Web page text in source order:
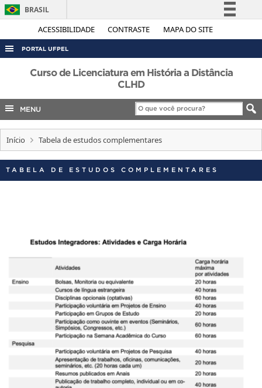
ACESSIBILIDADE CONTRASTE MAPA DO SITE
BRASIL
Simplifique!
Legislação
Canais
PORTAL UFPEL
ACESSO À INFORMAÇÃO
COBALTO
CONCURSOS
INTERNACIONAL
Curso de Licenciatura em História a Distância
CLHD
MENU
Início Tabela de estudos complementares
TABELA DE ESTUDOS COMPLEMENTARES